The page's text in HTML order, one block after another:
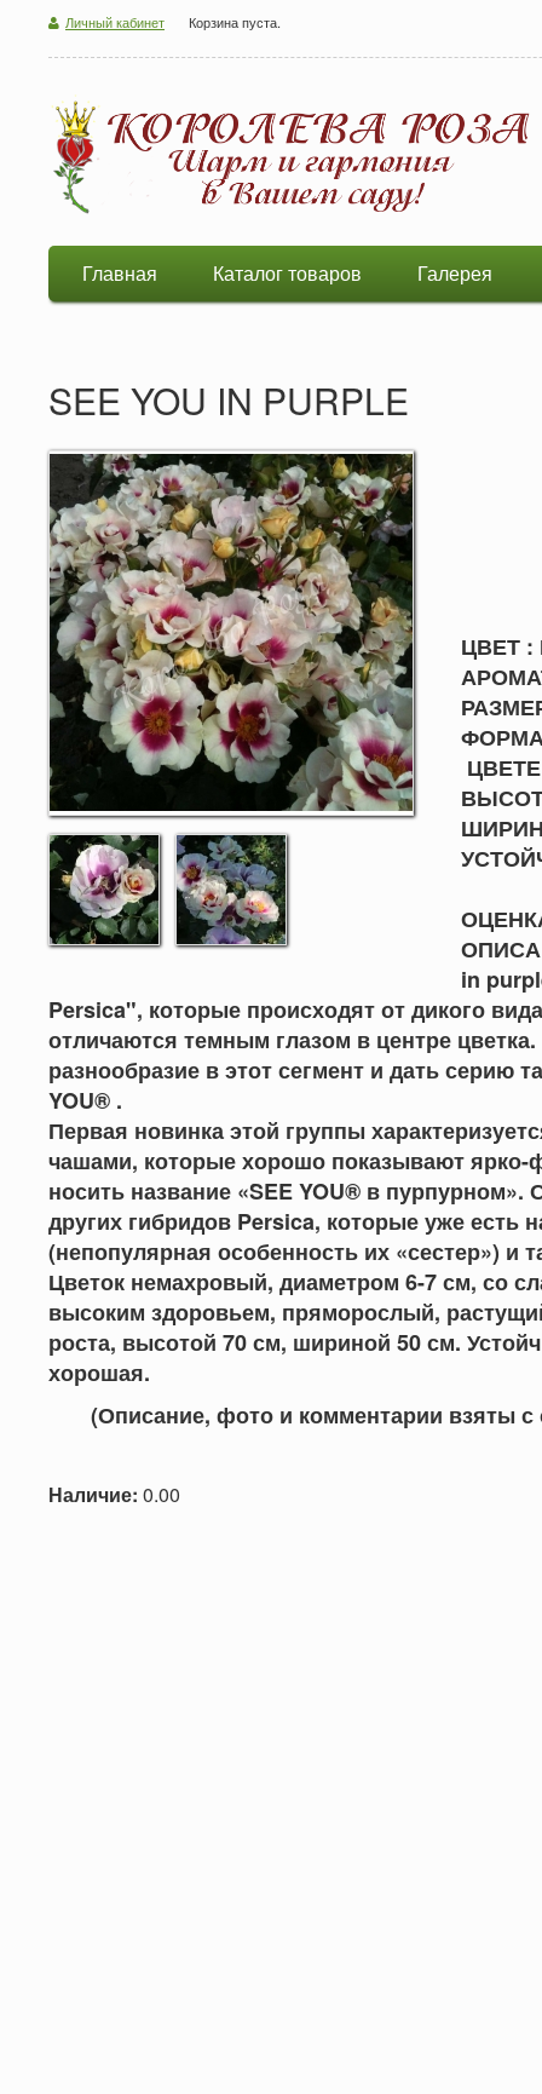
Личный кабинет Корзина пуста.
Главная Каталог товаров Галерея
SEE YOU IN PURPLE
ЦВЕТ :
ФОРМА
in
Persica", которые происходят от дикого
отличаются темным глазом в центре
разнообразие в этот сегмент и дать серию
YOU® .
Первая новинка этой группы
чашами, которые хорошо показывают ярко-
носить название «SEE YOU® в пурпурном».
других гибридов Persica, которые уже есть
(непопулярная особенность их «сестер») и
Цветок немахровый, диаметром 6-7 см, со
высоким здоровьем, пряморослый,
роста, высотой 70 см, шириной 50 см.
хорошая.
(Описание, фото и комментарии взяты с
Наличие: 0.00